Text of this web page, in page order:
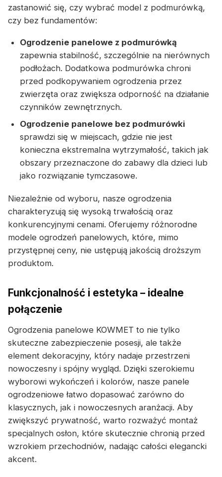
zastanowić się, czy wybrać model z podmurówką,
czy bez fundamentów:
Ogrodzenie panelowe z podmurówką
zapewnia stabilność, szczególnie na nierównych
podłożach. Dodatkowa podmurówka chroni
przed podkopywaniem ogrodzenia przez
zwierzęta oraz zwiększa odporność na działanie
czynników zewnętrznych.
Ogrodzenie panelowe bez podmurówki
sprawdzi się w miejscach, gdzie nie jest
konieczna ekstremalna wytrzymałość, takich jak
obszary przeznaczone do zabawy dla dzieci lub
jako rozwiązanie tymczasowe.
Niezależnie od wyboru, nasze ogrodzenia
charakteryzują się wysoką trwałością oraz
konkurencyjnymi cenami. Oferujemy różnorodne
modele ogrodzeń panelowych, które, mimo
przystępnej ceny, nie ustępują jakością droższym
produktom.
Funkcjonalność i estetyka – idealne
połączenie
Ogrodzenia panelowe KOWMET to nie tylko
skuteczne zabezpieczenie posesji, ale także
element dekoracyjny, który nadaje przestrzeni
nowoczesny i spójny wygląd. Dzięki szerokiemu
wyborowi wykończeń i kolorów, nasze panele
ogrodzeniowe łatwo dopasować zarówno do
klasycznych, jak i nowoczesnych aranżacji. Aby
zwiększyć prywatność, warto rozważyć montaż
specjalnych osłon, które skutecznie chronią przed
wzrokiem przechodniów, nadając całości elegancki
akcent.